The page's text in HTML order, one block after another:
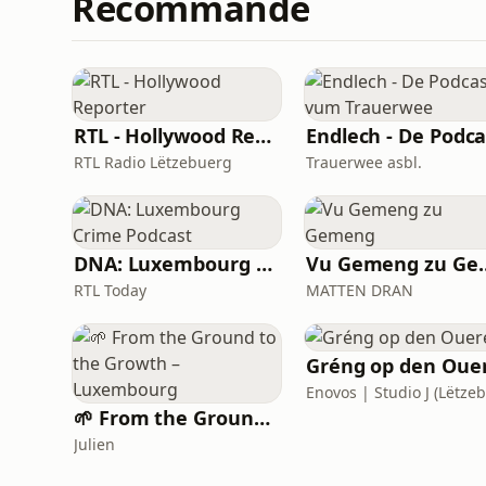
RTL - Hollywood Reporter
RTL Radio Lëtzebuerg Trauerwee asbl.
DNA: Luxembourg Crime Podcast
RTL Today
Vu
MATTEN DRAN
🌱 From the Ground to the Growth – Luxembourg
Julien